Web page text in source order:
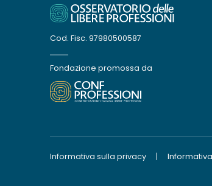
Cod. Fisc. 97980500587
Fondazione promossa da
Informativa sulla privacy |